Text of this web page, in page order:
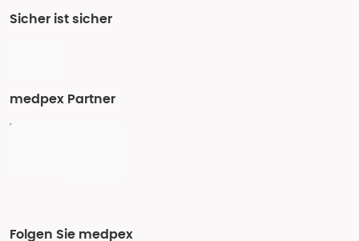
Sicher ist sicher
medpex Partner
Folgen Sie medpex